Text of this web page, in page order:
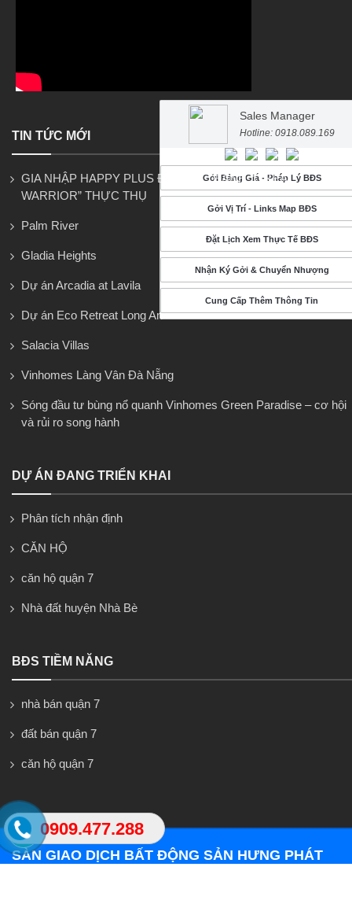
Sales Manager
Hotline: 0918.089.169
Gởi Bảng Giá - Pháp Lý BĐS
Gởi Vị Trí - Links Map BĐS
Đặt Lịch Xem Thực Tế BĐS
Nhận Ký Gởi & Chuyển Nhượng
Cung Cấp Thêm Thông Tin
TIN TỨC MỚI
GIA NHẬP HAPPY PLUS ĐỂ TRỞ THÀNH “GREAT
WARRIOR” THỰC THỤ
Palm River
Gladia Heights
Dự án Arcadia at Lavila
Dự án Eco Retreat Long An
Salacia Villas
Vinhomes Làng Vân Đà Nẵng
Sóng đầu tư bùng nổ quanh Vinhomes Green Paradise – cơ hội
và rủi ro song hành
DỰ ÁN ĐANG TRIỂN KHAI
Phân tích nhận định
CĂN HỘ
căn hộ quận 7
Nhà đất huyện Nhà Bè
BĐS TIỀM NĂNG
nhà bán quận 7
đất bán quận 7
căn hộ quận 7
SÀN GIAO DỊCH BẤT ĐỘNG SẢN HƯNG PHÁT
0909.477.288